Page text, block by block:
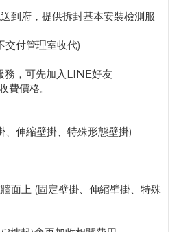
到府，提供拆封基本安裝檢測服
交付管理室收代)
，可先加入LINE好友
費價格。
、伸縮壁掛、特殊形態壁掛)
面上 (固定壁掛、伸縮壁掛、特殊